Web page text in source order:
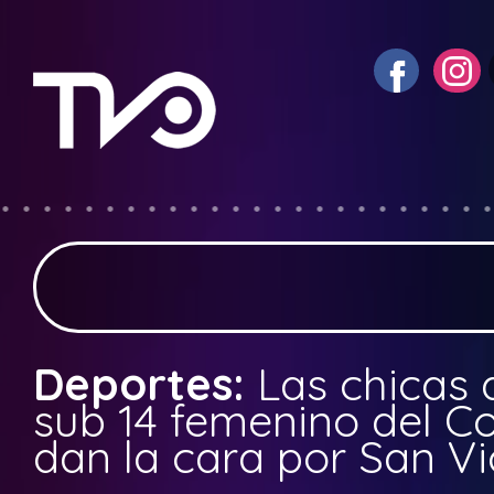
Deportes: Las chicas
sub 14 femenino del
dan la cara por San